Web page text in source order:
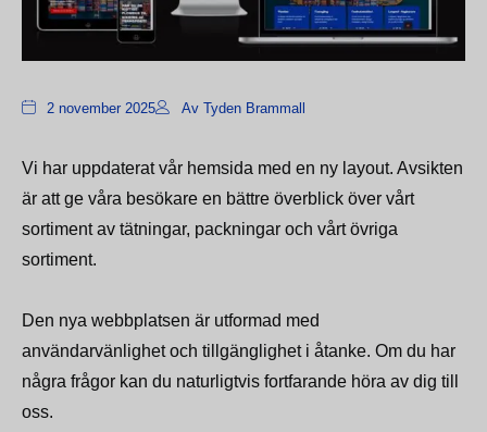
2 november 2025 Av Tyden Brammall
Vi har uppdaterat vår hemsida med en ny layout. Avsikten
är att ge våra besökare en bättre överblick över vårt
sortiment av tätningar, packningar och vårt övriga
sortiment.
Den nya webbplatsen är utformad med
användarvänlighet och tillgänglighet i åtanke. Om du har
några frågor kan du naturligtvis fortfarande höra av dig till
oss.